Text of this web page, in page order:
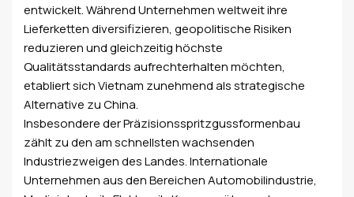
entwickelt. Während Unternehmen weltweit ihre
Lieferketten diversifizieren, geopolitische Risiken
reduzieren und gleichzeitig höchste
Qualitätsstandards aufrechterhalten möchten,
etabliert sich Vietnam zunehmend als strategische
Alternative zu China.
Insbesondere der Präzisionsspritzgussformenbau
zählt zu den am schnellsten wachsenden
Industriezweigen des Landes. Internationale
Unternehmen aus den Bereichen Automobilindustrie,